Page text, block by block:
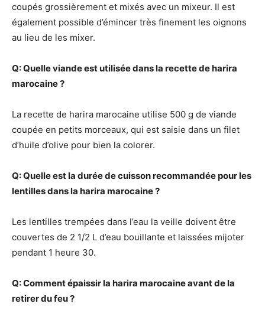
coupés grossièrement et mixés avec un mixeur. Il est
également possible d’émincer très finement les oignons
au lieu de les mixer.
Q: Quelle viande est utilisée dans la recette de harira
marocaine ?
La recette de harira marocaine utilise 500 g de viande
coupée en petits morceaux, qui est saisie dans un filet
d’huile d’olive pour bien la colorer.
Q: Quelle est la durée de cuisson recommandée pour les
lentilles dans la harira marocaine ?
Les lentilles trempées dans l’eau la veille doivent être
couvertes de 2 1/2 L d’eau bouillante et laissées mijoter
pendant 1 heure 30.
Q: Comment épaissir la harira marocaine avant de la
retirer du feu ?